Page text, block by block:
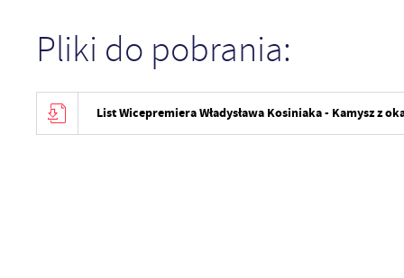
Pliki do pobrania:
List Wicepremiera Władysława Kosiniaka - Kamysz z